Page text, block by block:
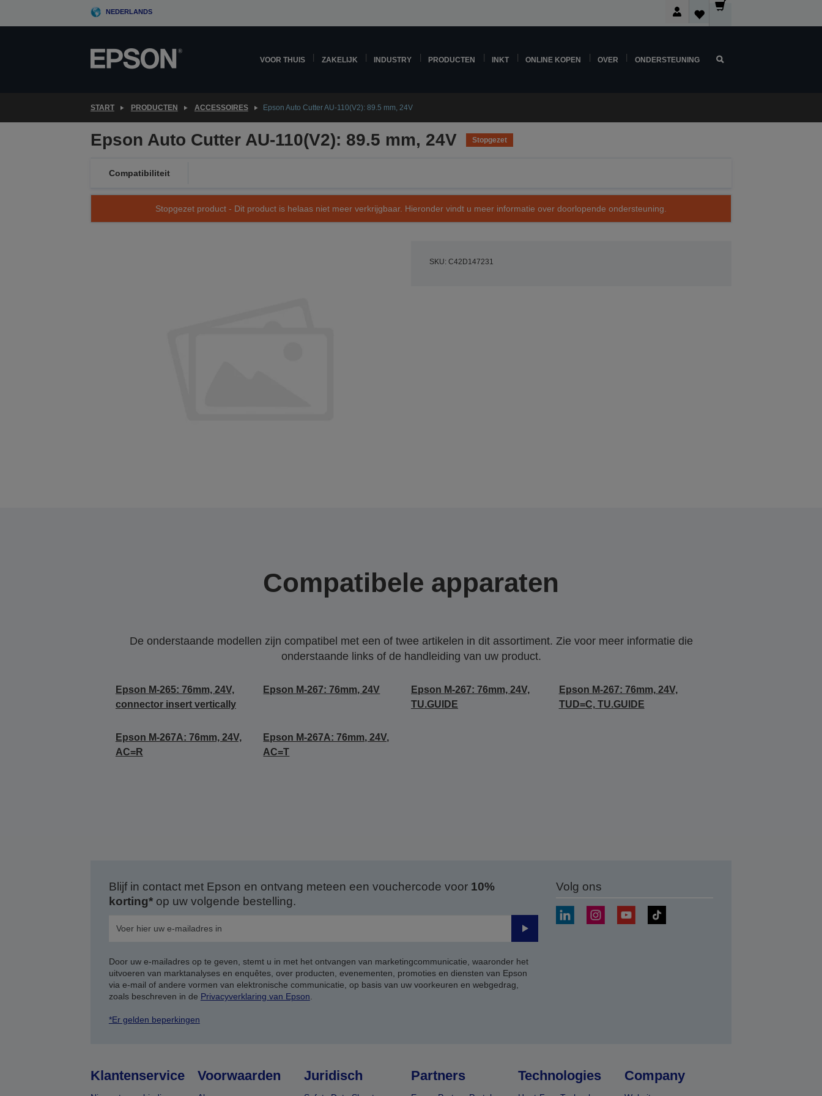
NEDERLANDS
VOOR THUIS ZAKELIJK INDUSTRY PRODUCTEN INKT ONLINE KOPEN OVER ONDERSTEUNING
START PRODUCTEN ACCESSOIRES Epson Auto Cutter AU-110(V2): 89.5 mm, 24V
Epson Auto Cutter AU-110(V2): 89.5 mm, 24V Stopgezet
Compatibiliteit
Stopgezet product - Dit product is helaas niet meer verkrijgbaar. Hieronder vindt u meer informatie over doorlopende ondersteuning.
SKU: C42D147231
Compatibele apparaten
De onderstaande modellen zijn compatibel met een of twee artikelen in dit assortiment. Zie voor meer informatie die
onderstaande links of de handleiding van uw product.
Epson M-265: 76mm, 24V,
connector insert vertically
Epson M-267: 76mm, 24V
Epson M-267: 76mm, 24V,
TU.GUIDE
Epson M-267: 76mm, 24V,
TUD=C, TU.GUIDE
Epson M-267A: 76mm, 24V,
AC=R
Epson M-267A: 76mm, 24V,
AC=T
Blijf in contact met Epson en ontvang meteen een vouchercode voor 10%
korting*op uw volgende bestelling.
Verzenden
Door uw e-mailadres op te geven, stemt u in met het ontvangen van marketingcommunicatie, waaronder het
uitvoeren van marktanalyses en enquêtes, over producten, evenementen, promoties en diensten van Epson
via e-mail of andere vormen van elektronische communicatie, op basis van uw voorkeuren en webgedrag,
zoals beschreven in de Privacyverklaring van Epson
*Er gelden beperkingen
Volg ons
Klantenservice Voorwaarden Juridisch Partners Technologies Company